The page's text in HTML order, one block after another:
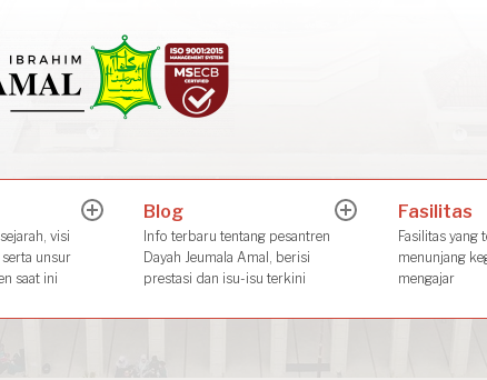
visi
serta unsur
saat ini
expandBlog
Info terbaru tentang pesantren
Dayah Jeumala Amal, berisi
prestasi dan isu-isu terkini
expandFasilitas
Fasilitas yang
menunjang
mengajar